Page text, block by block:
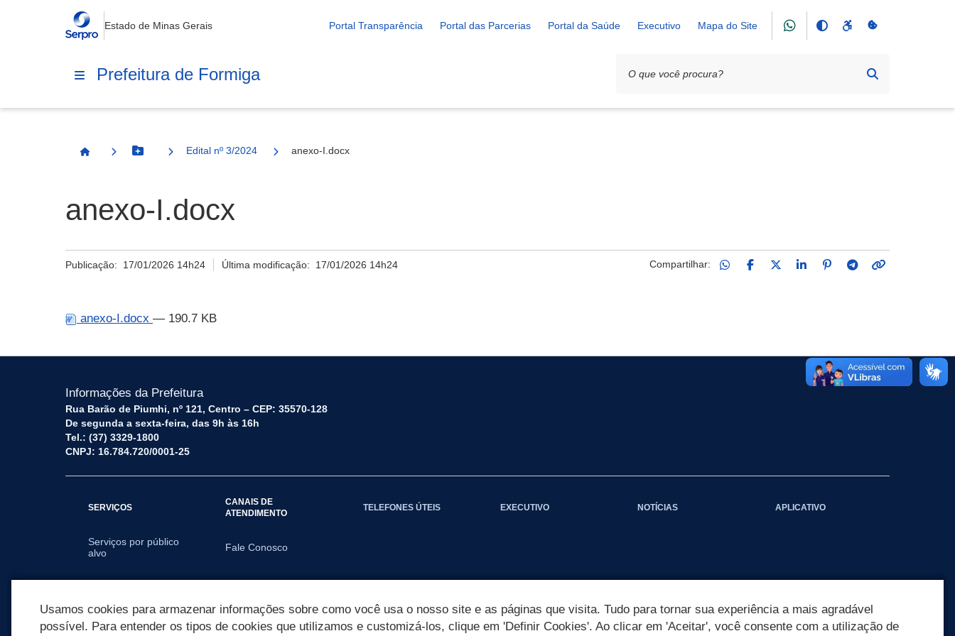
Estado de Minas Gerais Portal Transparência Portal das Parcerias Portal da Saúde Executivo Mapa do Site
Prefeitura de Formiga
Página InicialBotão Menu
Edital nº 3/2024 anexo-I.docx
anexo-I.docx
Publicação: 17/01/2026 14h24 Última modificação: 17/01/2026 14h24 Compartilhar:
anexo-I.docx — 190.7 KB
Informações da Prefeitura
Rua Barão de Piumhi, nº 121, Centro – CEP: 35570-128
De segunda a sexta-feira, das 9h às 16h
Tel.: (37) 3329-1800
CNPJ: 16.784.720/0001-25
SERVIÇOS
Serviços por público
alvo
CANAIS DE
ATENDIMENTO
Fale Conosco
TELEFONES ÚTEIS EXECUTIVO NOTÍCIAS APLICATIVO
Usamos cookies para armazenar informações sobre como você usa o nosso site e as páginas que visita. Tudo para tornar sua experiência a mais agradável
possível. Para entender os tipos de cookies que utilizamos e customizá-los, clique em 'Definir Cookies'. Ao clicar em 'Aceitar', você consente com a utilização de